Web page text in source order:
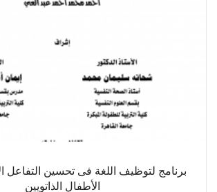
برنامج لتوظيف اللغة فى تحسين التفاعل
الأطفال الذاتويين